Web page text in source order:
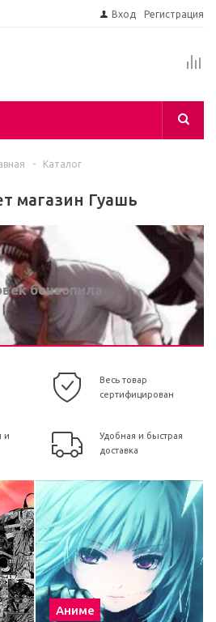
Вход Регистрация
- Каталог
магазин Гуашь
бензопила
Весь товар
сертифицирован
и
Удобная и быстрая
доставка
Аниме